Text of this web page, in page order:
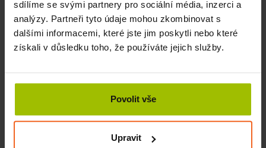
sdílíme se svými partnery pro sociální média, inzerci a
analýzy. Partneři tyto údaje mohou zkombinovat s
dalšími informacemi, které jste jim poskytli nebo které
získali v důsledku toho, že používáte jejich služby.
Povolit vše
Upravit